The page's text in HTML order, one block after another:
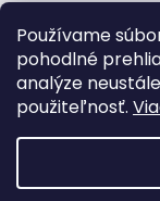
Používame
pohodlné
analýze
použiteľnosť.